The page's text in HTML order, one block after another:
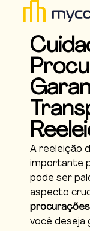
A reeleição
importante
pode ser
aspecto
procurações
você deseja